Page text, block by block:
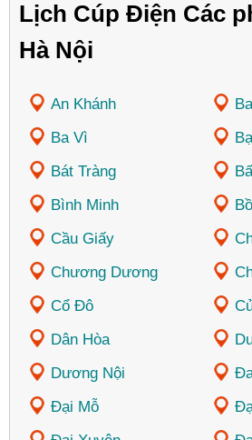
Lịch Cúp Điện Các
Hà Nội
An Khánh
Ba Vì
Bát Tràng
Bình Minh
Cầu Giấy
Chương Dương
Cổ Đô
Dân Hòa
Dương Nội
Đại Mỗ